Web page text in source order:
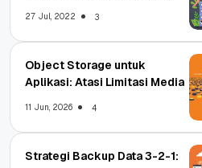
27 Jul, 2022 3
Object Storage untuk
Aplikasi: Atasi Limitasi Media
11 Jun, 2026 4
Strategi Backup Data 3-2-1: